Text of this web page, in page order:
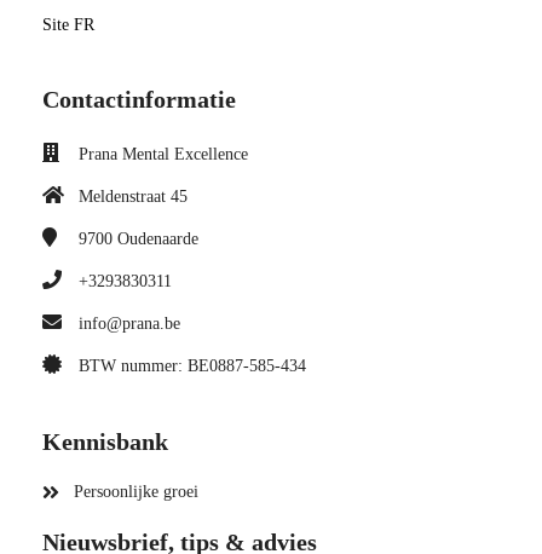
Site FR
Contactinformatie
Prana Mental Excellence
Meldenstraat 45
9700 Oudenaarde
+3293830311
info@prana.be
BTW nummer: BE0887-585-434
Kennisbank
Persoonlijke groei
Nieuwsbrief, tips & advies